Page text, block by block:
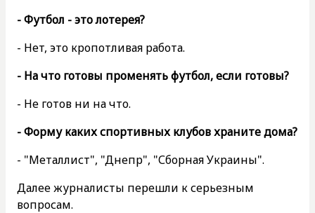
- Футбол - это лотерея?
- Нет, это кропотливая работа.
- На что готовы променять футбол, если готовы?
- Не готов ни на что.
- Форму каких спортивных клубов храните дома?
- "Металлист", "Днепр", "Сборная Украины".
Далее журналисты перешли к серьезным
вопросам.